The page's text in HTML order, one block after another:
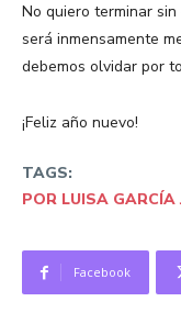
No quiero terminar
será inmensamente
debemos olvidar por
¡Feliz año nuevo!
TAGS:
POR LUISA
Facebook